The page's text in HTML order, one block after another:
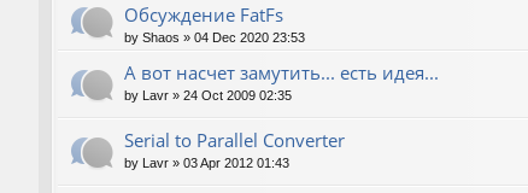
Обсуждение FatFs
by Shaos » 04 Dec 2020 23:53
А вот насчет замутить... есть идея...
by Lavr » 24 Oct 2009 02:35
Serial to Parallel Converter
by Lavr » 03 Apr 2012 01:43